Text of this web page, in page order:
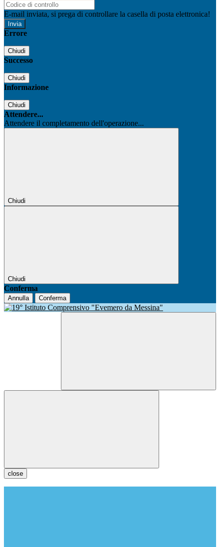
E-mail inviata, si prega di controllare la casella di posta elettronica!
Errore
Chiudi
Successo
Chiudi
Informazione
Chiudi
Attendere...
Attendere il completamento dell'operazione...
Chiudi
Chiudi
Conferma
Annulla Conferma
close